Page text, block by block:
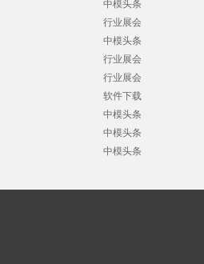
中模头条
行业展会
中模头条
行业展会
行业展会
软件下载
中模头条
中模头条
中模头条